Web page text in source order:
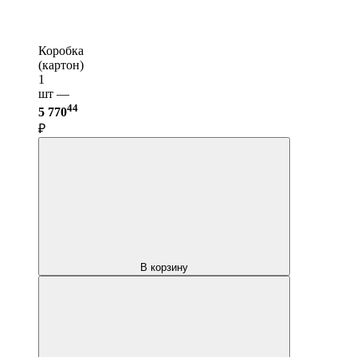
Коробка
(картон)
1
шт —
5 77044
₽
В корзину